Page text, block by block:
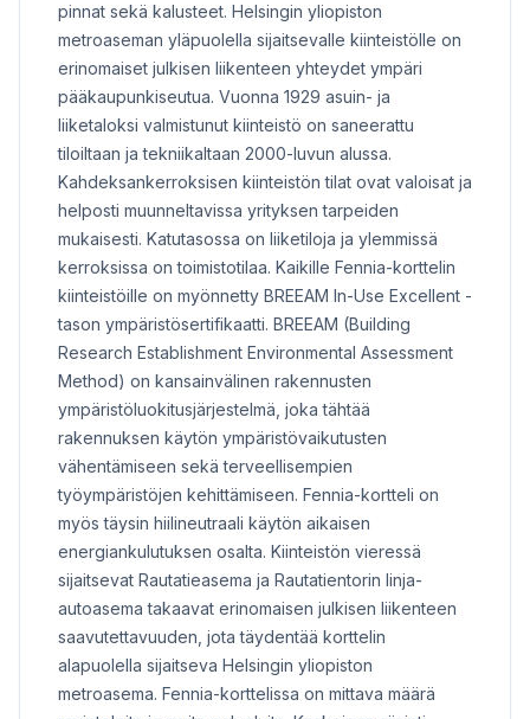
pinnat sekä kalusteet. Helsingin yliopiston
metroaseman yläpuolella sijaitsevalle kiinteistölle on
erinomaiset julkisen liikenteen yhteydet ympäri
pääkaupunkiseutua. Vuonna 1929 asuin- ja
liiketaloksi valmistunut kiinteistö on saneerattu
tiloiltaan ja tekniikaltaan 2000-luvun alussa.
Kahdeksankerroksisen kiinteistön tilat ovat valoisat ja
helposti muunneltavissa yrityksen tarpeiden
mukaisesti. Katutasossa on liiketiloja ja ylemmissä
kerroksissa on toimistotilaa. Kaikille Fennia-korttelin
kiinteistöille on myönnetty BREEAM In-Use Excellent -
tason ympäristösertifikaatti. BREEAM (Building
Research Establishment Environmental Assessment
Method) on kansainvälinen rakennusten
ympäristöluokitusjärjestelmä, joka tähtää
rakennuksen käytön ympäristövaikutusten
vähentämiseen sekä terveellisempien
työympäristöjen kehittämiseen. Fennia-kortteli on
myös täysin hiilineutraali käytön aikaisen
energiankulutuksen osalta. Kiinteistön vieressä
sijaitsevat Rautatieasema ja Rautatientorin linja-
autoasema takaavat erinomaisen julkisen liikenteen
saavutettavuuden, jota täydentää korttelin
alapuolella sijaitseva Helsingin yliopiston
metroasema. Fennia-korttelissa on mittava määrä